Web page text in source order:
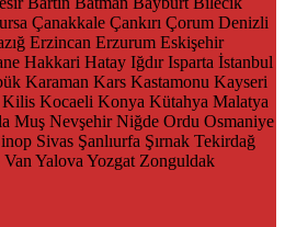
Çanakkale Çankırı Çorum Denizli
Erzincan Erzurum Eskişehir
Hakkari Hatay Iğdır Isparta İstanbul
Karaman Kars Kastamonu Kayseri
Kilis Kocaeli Konya Kütahya Malatya
Muş Nevşehir Niğde Ordu Osmaniye
Sivas Şanlıurfa Şırnak Tekirdağ
Van Yalova Yozgat Zonguldak